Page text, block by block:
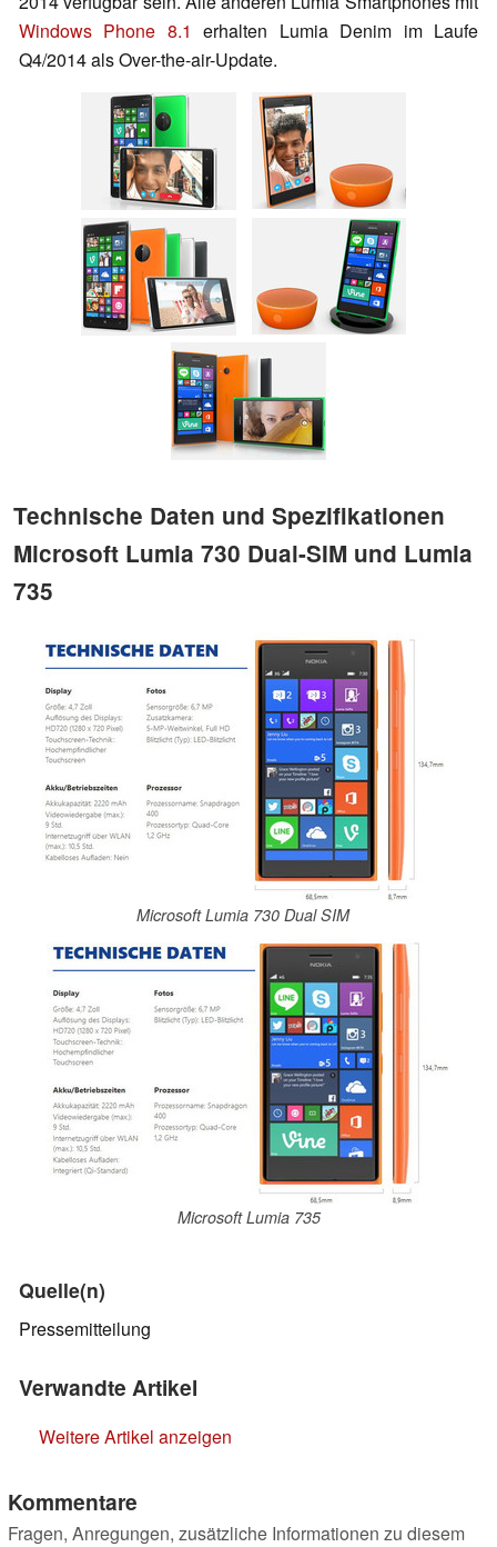
Windows Phone 8.1 erhalten Lumia Denim im Laufe
Q4/2014 als Over-the-air-Update.
Technische Daten und Spezifikationen
Microsoft Lumia 730 Dual-SIM und Lumia
735
Microsoft Lumia 730 Dual SIM
Microsoft Lumia 735
Quelle(n)
Pressemitteilung
Verwandte Artikel
Weitere Artikel anzeigen
Kommentare
Fragen, Anregungen, zusätzliche Informationen zu diesem